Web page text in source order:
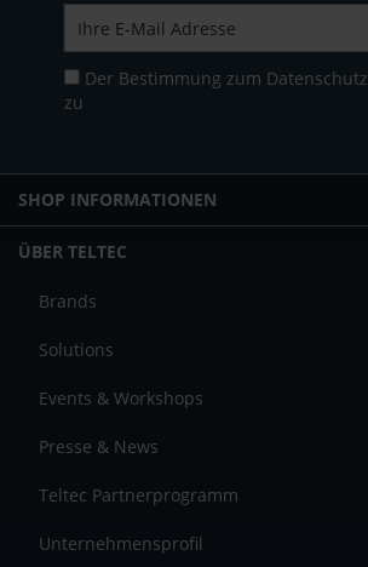
Der Bestimmung zum Datenschutz
zu
SHOP INFORMATIONEN
ÜBER TELTEC
Brands
Solutions
Events & Workshops
Presse & News
Teltec Partnerprogramm
Unternehmensprofil